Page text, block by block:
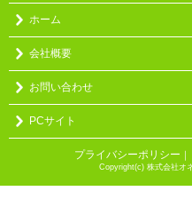
ホーム
会社概要
お問い合わせ
PCサイト
プライバシーポリシー ｜
Copyright(c) 株式会社オ